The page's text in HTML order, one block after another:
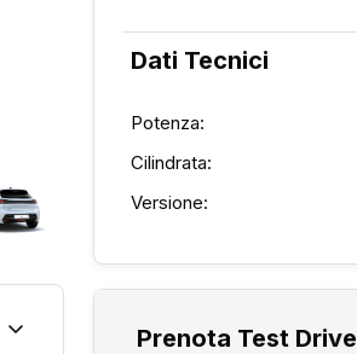
Dati Tecnici
Potenza:
Cilindrata:
Versione:
Prenota Test Drive